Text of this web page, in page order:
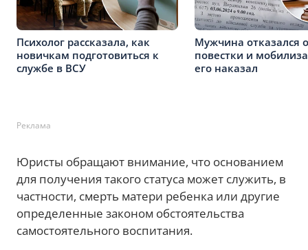
Психолог рассказала, как
новичкам подготовиться к
службе в ВСУ
Мужчина отказался
повестки и
его наказал
Реклама
Юристы обращают внимание, что основанием
для получения такого статуса может служить, в
частности, смерть матери ребенка или другие
определенные законом обстоятельства
самостоятельного воспитания.